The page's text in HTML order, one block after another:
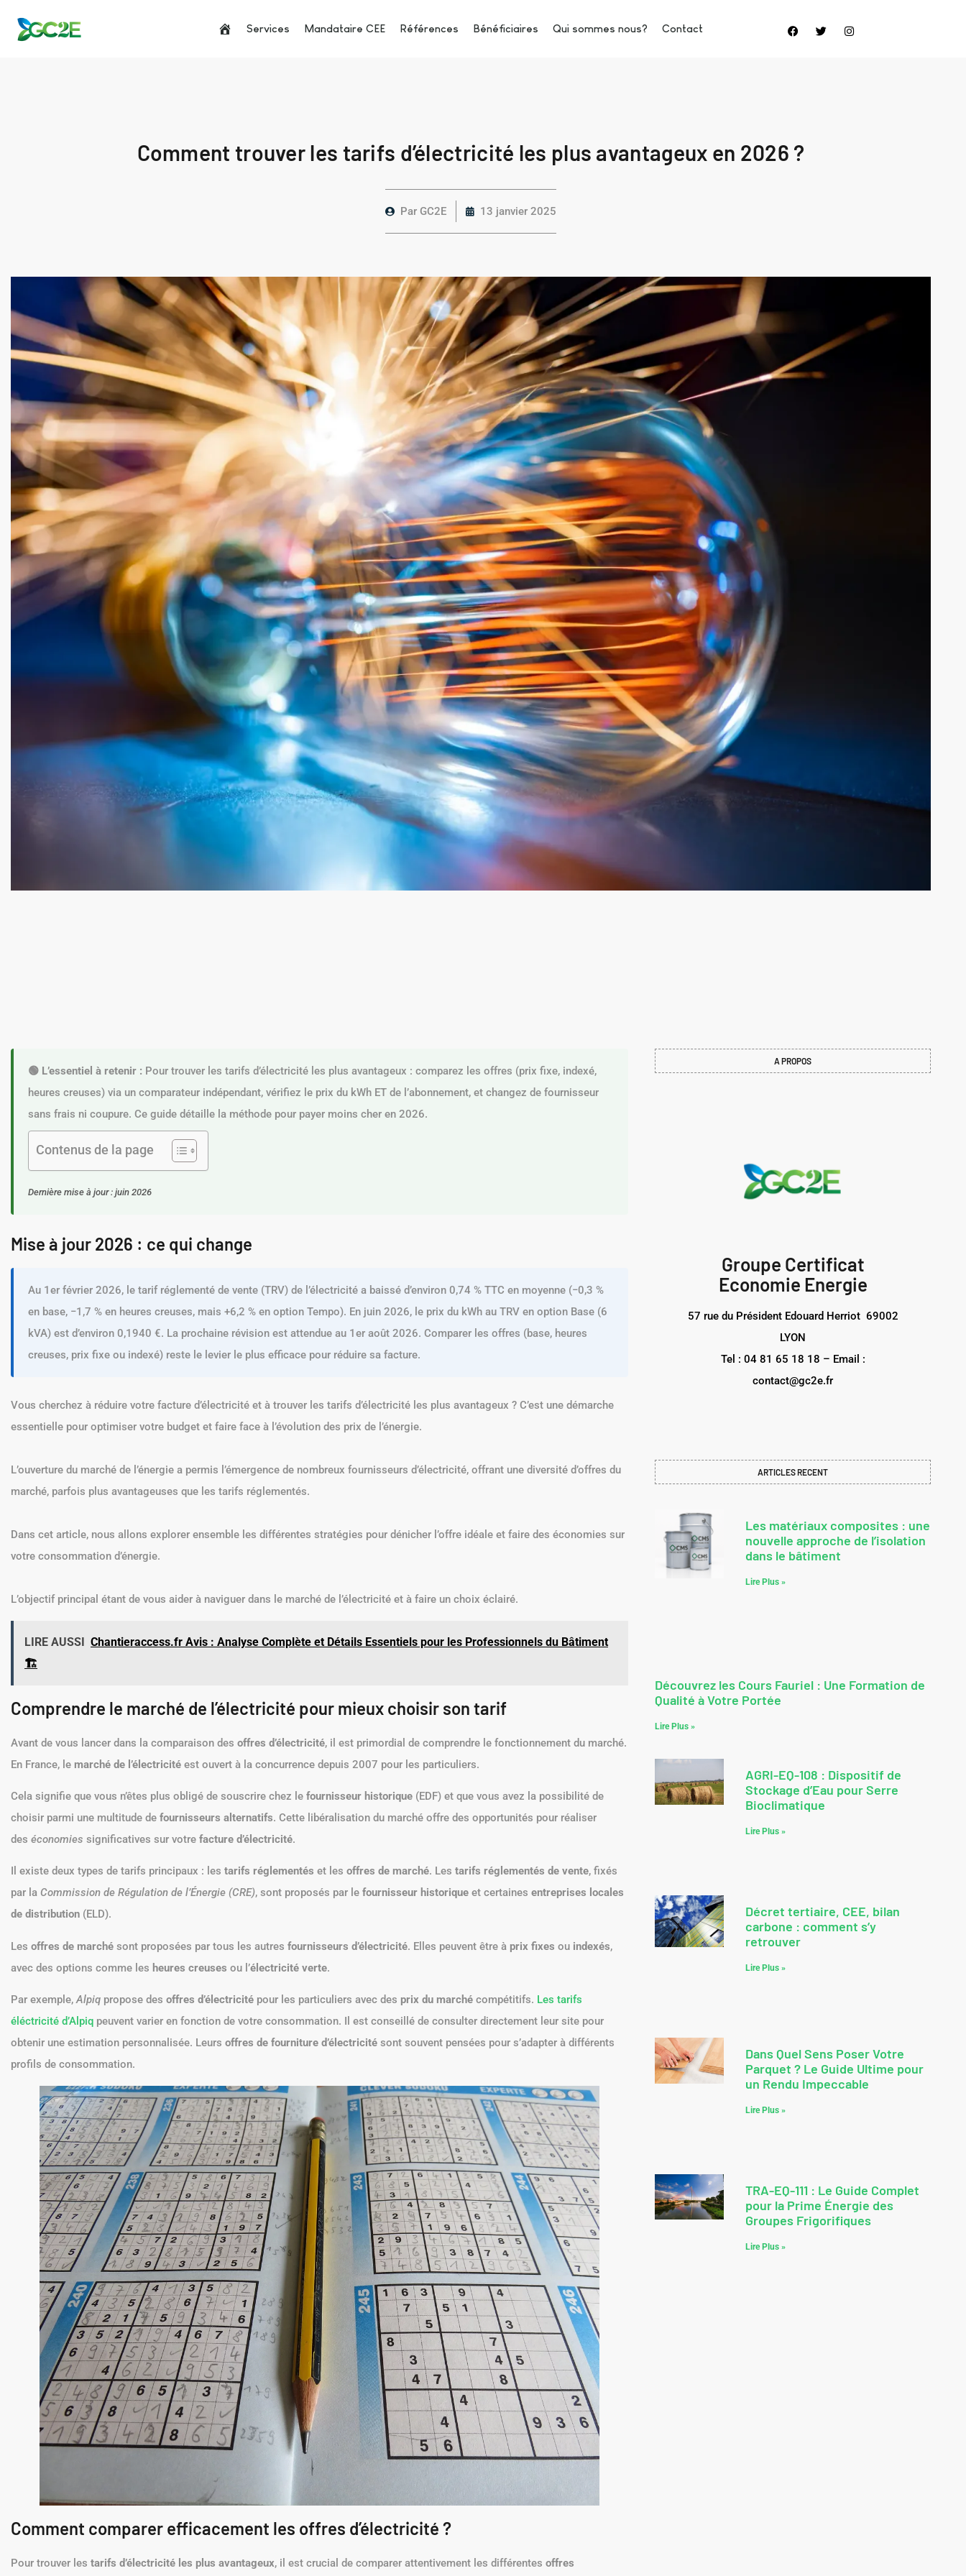
Services Mandataire CEE Références Bénéficiaires Qui sommes nous? Contact
Comment trouver les tarifs d’électricité les plus avantageux en 2026 ?
Par GC2E 13 janvier 2025
🟢 L’essentiel à retenir : Pour trouver les tarifs d’électricité les plus avantageux : comparez les offres (prix fixe, indexé,
heures creuses) via un comparateur indépendant, vérifiez le prix du kWh ET de l’abonnement, et changez de fournisseur
sans frais ni coupure. Ce guide détaille la méthode pour payer moins cher en 2026.
Contenus de la page
Dernière mise à jour : juin 2026
Mise à jour 2026 : ce qui change
Au 1er février 2026, le tarif réglementé de vente (TRV) de l’électricité a baissé d’environ 0,74 % TTC en moyenne (−0,3 %
en base, −1,7 % en heures creuses, mais +6,2 % en option Tempo). En juin 2026, le prix du kWh au TRV en option Base (6
kVA) est d’environ 0,1940 €. La prochaine révision est attendue au 1er août 2026. Comparer les offres (base, heures
creuses, prix fixe ou indexé) reste le levier le plus efficace pour réduire sa facture.
Vous cherchez à réduire votre facture d’électricité et à trouver les tarifs d’électricité les plus avantageux ? C’est une démarche
essentielle pour optimiser votre budget et faire face à l’évolution des prix de l’énergie.
L’ouverture du marché de l’énergie a permis l’émergence de nombreux fournisseurs d’électricité, offrant une diversité d’offres du
marché, parfois plus avantageuses que les tarifs réglementés.
Dans cet article, nous allons explorer ensemble les différentes stratégies pour dénicher l’offre idéale et faire des économies sur
votre consommation d’énergie.
L’objectif principal étant de vous aider à naviguer dans le marché de l’électricité et à faire un choix éclairé.
LIRE AUSSI Chantieraccess.fr Avis : Analyse Complète et Détails Essentiels pour les Professionnels du Bâtiment
🏗️
Comprendre le marché de l’électricité pour mieux choisir son tarif
Avant de vous lancer dans la comparaison des offres d’électricité, il est primordial de comprendre le fonctionnement du marché.
En France, le marché de l’électricité est ouvert à la concurrence depuis 2007 pour les particuliers.
Cela signifie que vous n’êtes plus obligé de souscrire chez le fournisseur historique (EDF) et que vous avez la possibilité de
choisir parmi une multitude de fournisseurs alternatifs. Cette libéralisation du marché offre des opportunités pour réaliser
des économies significatives sur votre facture d’électricité.
Il existe deux types de tarifs principaux : les tarifs réglementés et les offres de marché. Les tarifs réglementés de vente, fixés
par la Commission de Régulation de l’Énergie (CRE), sont proposés par le fournisseur historique et certaines entreprises locales
de distribution (ELD).
Les offres de marché sont proposées par tous les autres fournisseurs d’électricité. Elles peuvent être à prix fixes ou indexés,
avec des options comme les heures creuses ou l’électricité verte.
Par exemple,Alpiq propose des offres d’électricité pour les particuliers avec des prix du marché compétitifs. Les tarifs
éléctricité d’Alpiq peuvent varier en fonction de votre consommation. Il est conseillé de consulter directement leur site pour
obtenir une estimation personnalisée. Leurs offres de fourniture d’électricité sont souvent pensées pour s’adapter à différents
profils de consommation.
Comment comparer efficacement les offres d’électricité ?
Pour trouver les tarifs d’électricité les plus avantageux, il est crucial de comparer attentivement les différentes offres
A PROPOS
Groupe Certificat
Economie Energie
57 rue du Président Edouard Herriot 69002
LYON
Tel : 04 81 65 18 18 – Email :
contact@gc2e.fr
ARTICLES RECENT
Les matériaux composites : une
nouvelle approche de l’isolation
dans le bâtiment
Lire Plus »
Découvrez les Cours Fauriel : Une Formation de
Qualité à Votre Portée
Lire Plus »
AGRI-EQ-108 : Dispositif de
Stockage d’Eau pour Serre
Bioclimatique
Lire Plus »
Décret tertiaire, CEE, bilan
carbone : comment s’y
retrouver
Lire Plus »
Dans Quel Sens Poser Votre
Parquet ? Le Guide Ultime pour
un Rendu Impeccable
Lire Plus »
TRA-EQ-111 : Le Guide Complet
pour la Prime Énergie des
Groupes Frigorifiques
Lire Plus »